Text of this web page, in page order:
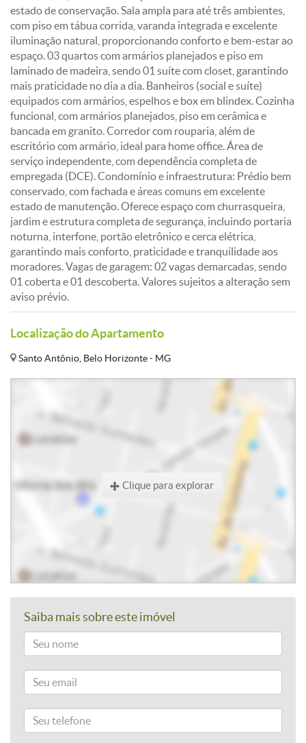
estado de conservação. Sala ampla para até três ambientes,
com piso em tábua corrida, varanda integrada e excelente
iluminação natural, proporcionando conforto e bem-estar ao
espaço. 03 quartos com armários planejados e piso em
laminado de madeira, sendo 01 suíte com closet, garantindo
mais praticidade no dia a dia. Banheiros (social e suíte)
equipados com armários, espelhos e box em blindex. Cozinha
funcional, com armários planejados, piso em cerâmica e
bancada em granito. Corredor com rouparia, além de
escritório com armário, ideal para home office. Área de
serviço independente, com dependência completa de
empregada (DCE). Condomínio e infraestrutura: Prédio bem
conservado, com fachada e áreas comuns em excelente
estado de manutenção. Oferece espaço com churrasqueira,
jardim e estrutura completa de segurança, incluindo portaria
noturna, interfone, portão eletrônico e cerca elétrica,
garantindo mais conforto, praticidade e tranquilidade aos
moradores. Vagas de garagem: 02 vagas demarcadas, sendo
01 coberta e 01 descoberta. Valores sujeitos a alteração sem
aviso prévio.
Localização do Apartamento
Santo Antônio, Belo Horizonte - MG
Clique para explorar
Saiba mais sobre este imóvel